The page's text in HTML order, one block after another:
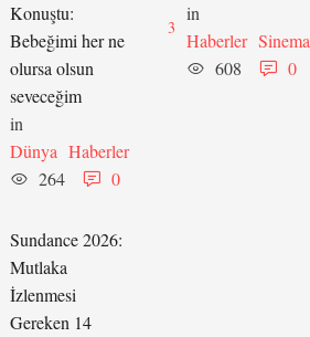
Konuştu:
Bebeğimi her ne
olursa olsun
seveceğim
in
Dünya Haberler
264
0
3
in
Haberler Sinema
608
0
Sundance 2026:
Mutlaka
İzlenmesi
Gereken 14